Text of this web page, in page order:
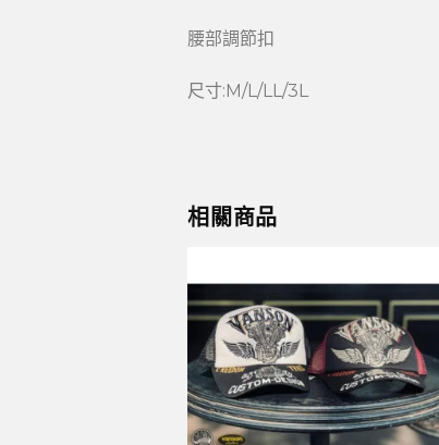
腰部調節扣
尺寸:M/L/LL/3L
相關商品